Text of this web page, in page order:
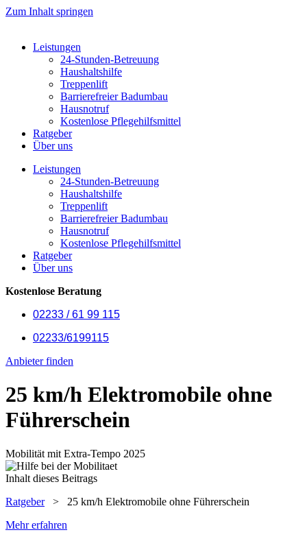
Zum Inhalt springen
Leistungen
24-Stunden-Betreuung
Haushaltshilfe
Treppenlift
Barrierefreier Badumbau
Hausnotruf
Kostenlose Pflegehilfsmittel
Ratgeber
Über uns
Leistungen
24-Stunden-Betreuung
Haushaltshilfe
Treppenlift
Barrierefreier Badumbau
Hausnotruf
Kostenlose Pflegehilfsmittel
Ratgeber
Über uns
Kostenlose Beratung
02233 / 61 99 115
02233/6199115
Anbieter finden
25 km/h Elektromobile ohne
Führerschein
Mobilität mit Extra-Tempo 2025
Inhalt dieses Beitrags
Ratgeber> 25 km/h Elektromobile ohne Führerschein
Mehr erfahren